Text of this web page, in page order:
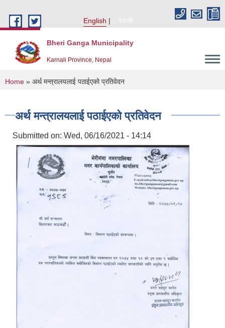
English
नेपाली
Bheri Ganga Municipality
Karnali Province, Nepal
You are here
Home » अर्थ मन्त्रालयलाई पठाईएको प्रतिवेदन
अर्थ मन्त्रालयलाई पठाईएको प्रतिवेदन
Submitted on: Wed, 06/16/2021 - 14:14